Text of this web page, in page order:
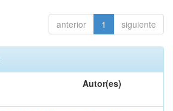
anterior 1 siguiente
Autor(es)